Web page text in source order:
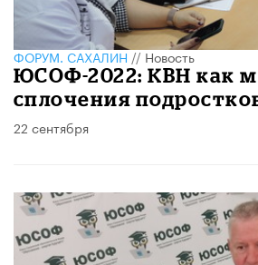
ФОРУМ. САХАЛИН//Новость
ЮСОФ-2022: КВН как
сплочения
22 сентября